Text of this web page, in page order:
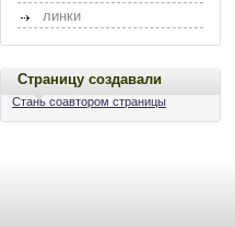
линки
Страницу создавали
Стань соавтором страницы